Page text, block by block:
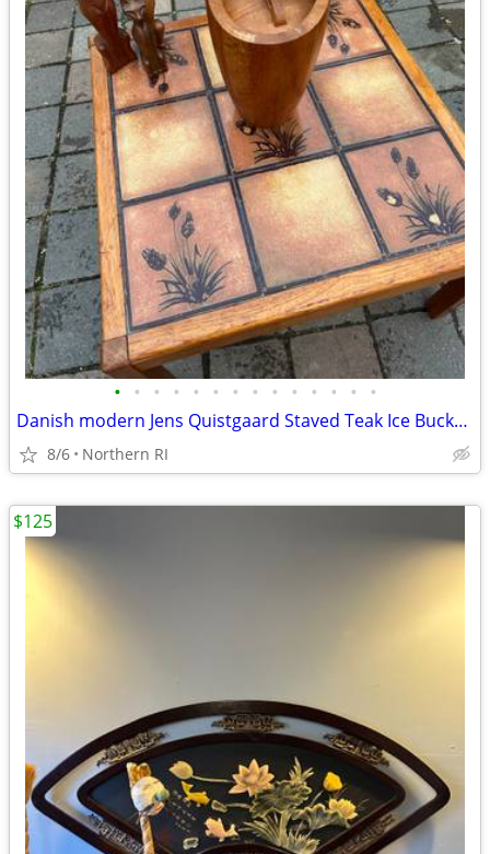
• • • • • • • • • • • • • •
Danish modern Jens Quistgaard Staved Teak Ice Bucket Dansk A457
8/6 Northern RI
$125